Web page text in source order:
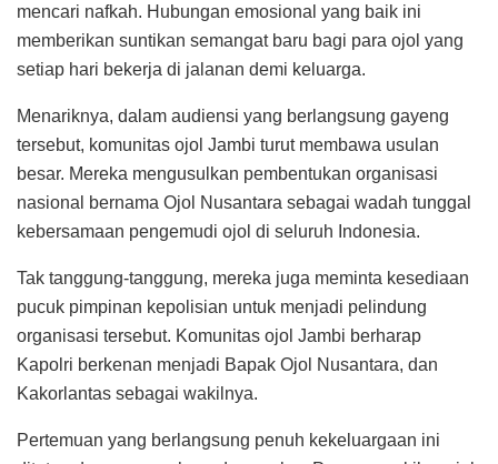
mencari nafkah. Hubungan emosional yang baik ini
memberikan suntikan semangat baru bagi para ojol yang
setiap hari bekerja di jalanan demi keluarga.
Menariknya, dalam audiensi yang berlangsung gayeng
tersebut, komunitas ojol Jambi turut membawa usulan
besar. Mereka mengusulkan pembentukan organisasi
nasional bernama Ojol Nusantara sebagai wadah tunggal
kebersamaan pengemudi ojol di seluruh Indonesia.
Tak tanggung-tanggung, mereka juga meminta kesediaan
pucuk pimpinan kepolisian untuk menjadi pelindung
organisasi tersebut. Komunitas ojol Jambi berharap
Kapolri berkenan menjadi Bapak Ojol Nusantara, dan
Kakorlantas sebagai wakilnya.
Pertemuan yang berlangsung penuh kekeluargaan ini